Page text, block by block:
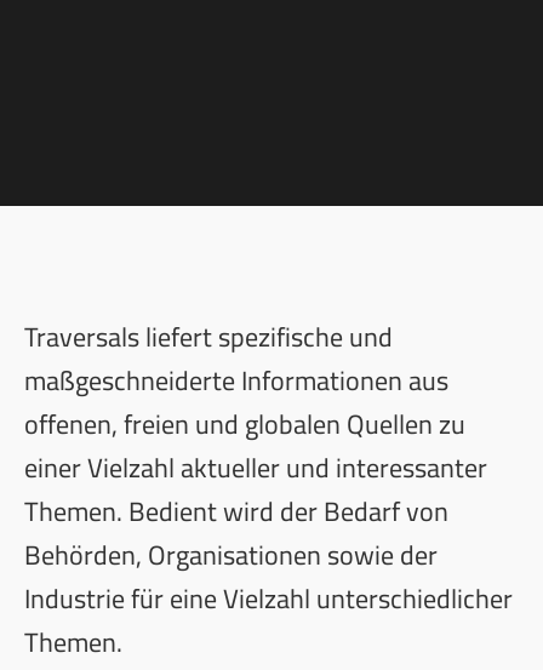
Traversals liefert spezifische und
maßgeschneiderte Informationen aus
offenen, freien und globalen Quellen zu
einer Vielzahl aktueller und interessanter
Themen. Bedient wird der Bedarf von
Behörden, Organisationen sowie der
Industrie für eine Vielzahl unterschiedlicher
Themen.